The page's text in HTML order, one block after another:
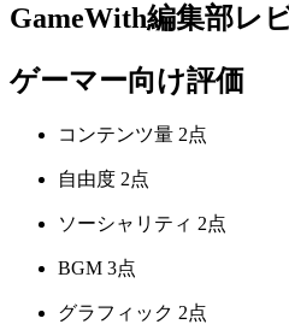
GameWith編集部レ
ゲーマー向け評価
コンテンツ量 2点
自由度 2点
ソーシャリティ 2点
BGM 3点
グラフィック 2点